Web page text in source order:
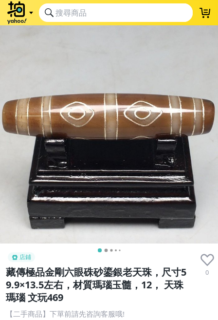
店鋪
藏傳極品金剛六眼硃砂鎏銀老天珠，尺寸5
9.9×13.5左右，材質瑪瑙玉髓，12， 天珠
瑪瑙 文玩469
0
【二手商品】下單前請先咨詢客服哦!